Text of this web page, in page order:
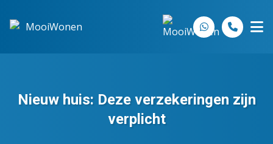
Nieuw huis: Deze verzekeringen zijn
verplicht